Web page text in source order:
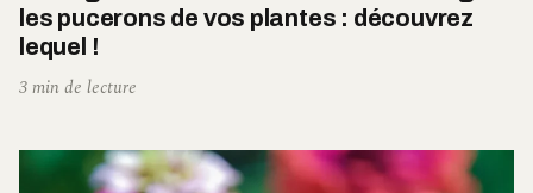
les pucerons de vos plantes : découvrez
lequel !
3 min de lecture